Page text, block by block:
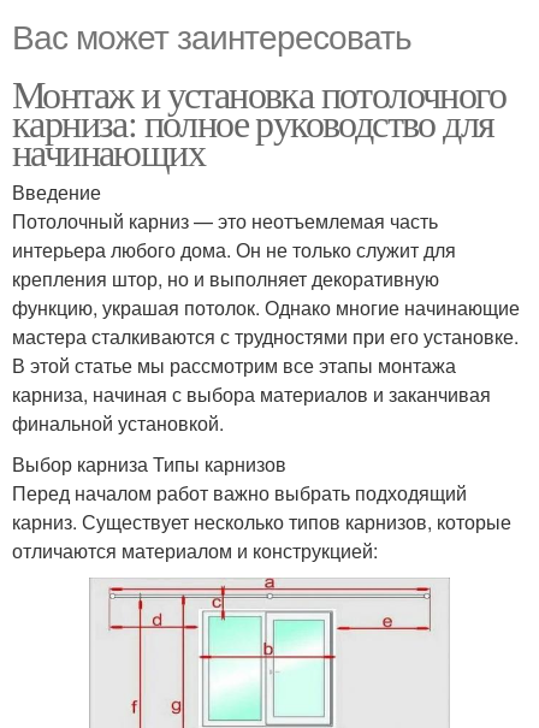
Вас может заинтересовать
Монтаж и установка потолочного
карниза: полное руководство для
начинающих
Введение
Потолочный карниз — это неотъемлемая часть
интерьера любого дома. Он не только служит для
крепления штор, но и выполняет декоративную
функцию, украшая потолок. Однако многие начинающие
мастера сталкиваются с трудностями при его установке.
В этой статье мы рассмотрим все этапы монтажа
карниза, начиная с выбора материалов и заканчивая
финальной установкой.
Выбор карниза Типы карнизов
Перед началом работ важно выбрать подходящий
карниз. Существует несколько типов карнизов, которые
отличаются материалом и конструкцией: